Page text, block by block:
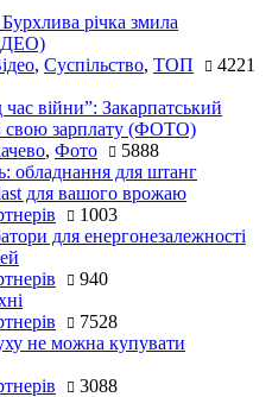
річка змила
, Суспільство, ТОП 4221
війни”: Закарпатський
свою зарплату (ФОТО)
, Фото
5888
обладнання для штанг
для вашого врожаю
1003
для енергонезалежності
940
7528
не можна купувати
3088